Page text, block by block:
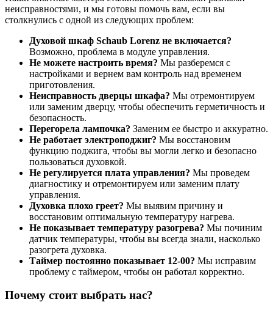
неисправностями, и мы готовы помочь вам, если вы
столкнулись с одной из следующих проблем:
Духовой шкаф Schaub Lorenz не включается?
Возможно, проблема в модуле управления.
Не можете настроить время? Мы разберемся с
настройками и вернем вам контроль над временем
приготовления.
Неисправность дверцы шкафа? Мы отремонтируем
или заменим дверцу, чтобы обеспечить герметичность и
безопасность.
Перегорела лампочка? Заменим ее быстро и аккуратно.
Не работает электроподжиг? Мы восстановим
функцию поджига, чтобы вы могли легко и безопасно
пользоваться духовкой.
Не регулируется плата управления? Мы проведем
диагностику и отремонтируем или заменим плату
управления.
Духовка плохо греет? Мы выявим причину и
восстановим оптимальную температуру нагрева.
Не показывает температуру разогрева? Мы починим
датчик температуры, чтобы вы всегда знали, насколько
разогрета духовка.
Таймер постоянно показывает 12-00? Мы исправим
проблему с таймером, чтобы он работал корректно.
Почему стоит выбрать нас?